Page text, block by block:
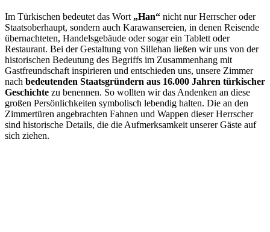
Im Türkischen bedeutet das Wort „Han“ nicht nur Herrscher oder
Staatsoberhaupt, sondern auch Karawansereien, in denen Reisende
übernachteten, Handelsgebäude oder sogar ein Tablett oder
Restaurant. Bei der Gestaltung von Sillehan ließen wir uns von der
historischen Bedeutung des Begriffs im Zusammenhang mit
Gastfreundschaft inspirieren und entschieden uns, unsere Zimmer
nach bedeutenden Staatsgründern aus 16.000 Jahren türkischer
Geschichte zu benennen. So wollten wir das Andenken an diese
großen Persönlichkeiten symbolisch lebendig halten. Die an den
Zimmertüren angebrachten Fahnen und Wappen dieser Herrscher
sind historische Details, die die Aufmerksamkeit unserer Gäste auf
sich ziehen.